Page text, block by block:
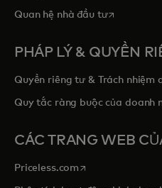
Quan hệ nhà đầu tưopens in a
PHÁP LÝ & QUYỀN
Quyền riêng tư & Trách nhiệm
Quy tắc ràng buộc của doanh
CÁC TRANG WEB
Priceless.com opens in a new